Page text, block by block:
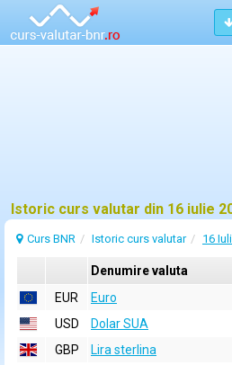
Istoric curs valutar din 16 iulie
Curs BNR Istoric curs valutar 16
Denumire valuta
EUR
Euro
USD
Dolar SUA
GBP
Lira sterlina